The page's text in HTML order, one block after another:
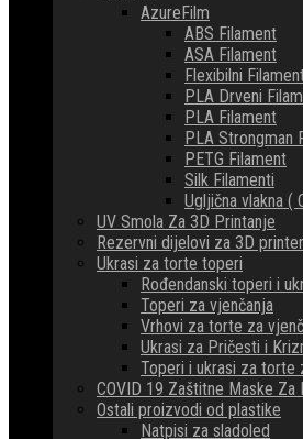
AzureFilm
ABS Filament
ASA Filament
Flexibilni
PLA Drveni
PLA Filament
PLA Strongman
PETG Filament
Silk Filamenti
Ugljična vlakna (
UV Smola Za 3D Printanje
Rezervni dijelovi za 3D printer
Ukrasi za torte toperi
Rođendanski toperi i
Toperi za vjenčanja
Vrhovi za torte za
Ukrasi za Pričesti i
Toperi i ukrasi za torte
COVID 19 Zaštitne Maske Za
Ostali proizvodi od plastike
Natpisi za sladoled